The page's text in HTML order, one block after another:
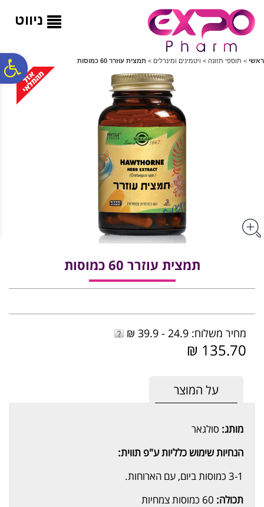
ניווט
ראשי > תוספי תזונה > ויטמינים ומינרלים > תמצית עוזרר 60 כמוסות
תמצית עוזרר 60 כמוסות
מחיר משלוח: 24.9 - 39.9 ₪
135.70 ₪
על המוצר
מותג: סולגאר
הנחיות שימוש כלליות ע"פ תווית:
3-1 כמוסות ביום, עם הארוחות.
תכולה: